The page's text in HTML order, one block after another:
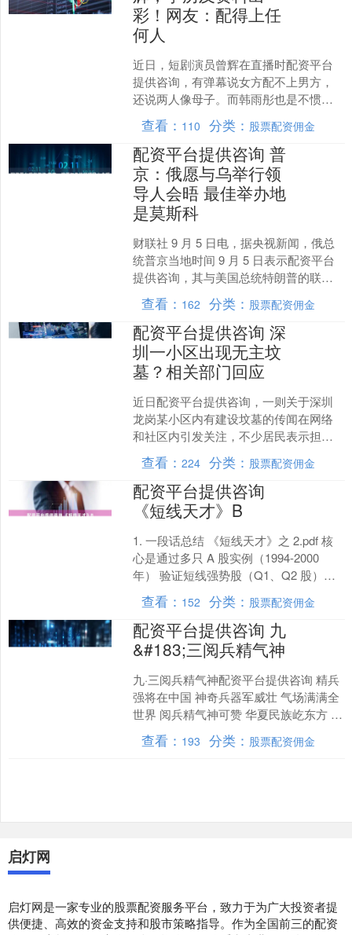
彩！网友：配得上任
何人
近日，短剧演员曾辉在直播时配资平台
提供咨询，有弹幕说女方配不上男方，
还说两人像母子。而韩雨彤也是不惯着
黑粉，一一怼了回去。就在韩雨彤回应
配不上曾辉后，男方一句话....
查看： 110 分类： 股票配资佣金
配资平台提供咨询 普
京：俄愿与乌举行领
导人会晤 最佳举办地
是莫斯科
财联社 9 月 5 日电，据央视新闻，俄总
统普京当地时间 9 月 5 日表示配资平台
提供咨询，其与美国总统特朗普的联系
没有问题，必要时可随时组织通话。普
京还表示....
查看： 162 分类： 股票配资佣金
配资平台提供咨询 深
圳一小区出现无主坟
墓？相关部门回应
近日配资平台提供咨询，一则关于深圳
龙岗某小区内有建设坟墓的传闻在网络
和社区内引发关注，不少居民表示担
忧。对此，有媒体到实地走访调查。 记
者来到小区后发现，所谓“....
查看：224 分类： 股票配资佣金
配资平台提供咨询
《短线天才》B
1. 一段话总结 《短线天才》之 2.pdf 核
心是通过多只 A 股实例（1994-2000
年） 验证短线强势股（Q1、Q2 股）的
判断逻辑配资平台提供咨询，....
查看： 152 分类： 股票配资佣金
配资平台提供咨询 九
&#183;三阅兵精气神
九·三阅兵精气神配资平台提供咨询 精兵
强将在中国 神奇兵器军威壮 气场满满全
世界 阅兵精气神可赞 华夏民族屹东方 中
国制造天眼看配资平台提供咨询 本站仅
提供存储....
查看： 193 分类： 股票配资佣金
启灯网
启灯网是一家专业的股票配资服务平台，致力于为广大投资者提
供便捷、高效的资金支持和股市策略指导。作为全国前三的配资